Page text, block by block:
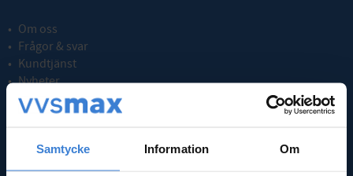
Samtycke Information Om
Om oss
Frågor & svar
Kundtjänst
Nyheter
Kassa
Köpvillkor
Reklamation & retur
Nöjd med din beställning?